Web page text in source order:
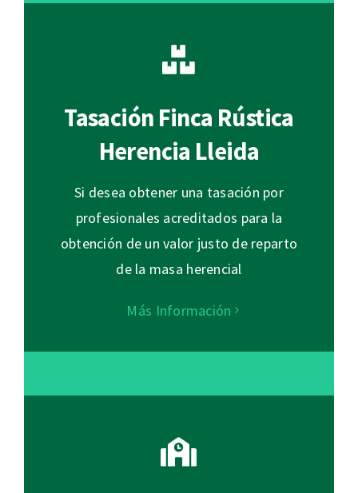
Tasación Finca Rústica
Herencia Lleida
Si desea obtener una tasación por
profesionales acreditados para la
obtención de un valor justo de reparto
de la masa herencial
Más Información